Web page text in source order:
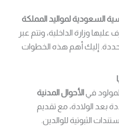
السعودية لمواليد المملكة
وزارة الداخلية، وتتم عبر
إليك أهم هذه الخطوات
فيالأحوال المدنية
بعد الولادة، مع تقديم
الثبوتية للوالدين.